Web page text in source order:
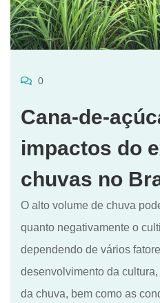
0
Cana-de-
impactos do
chuvas no
O alto volume de chuva
quanto negativamente o
dependendo de vários
desenvolvimento da
da chuva, bem como as